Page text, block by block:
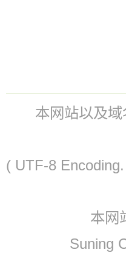
本网站以及
( UTF-8
本网
Suning